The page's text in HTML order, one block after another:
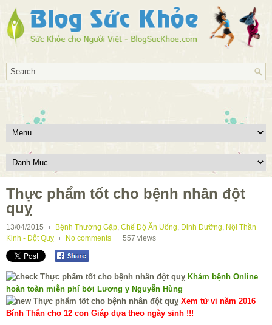
Thực phẩm tốt cho bệnh nhân đột
quỵ
13/04/2015 Bệnh Thường Gặp, Chế Độ Ăn Uống, Dinh Dưỡng, Nội Thần
Kinh - Đột Quỵ
No comments 557 views
Khám bệnh Online
hoàn toàn miễn phí bởi Lương y Nguyễn Hùng
Xem tử vi năm 2016
Bính Thân cho 12 con Giáp dựa theo ngày sinh !!!